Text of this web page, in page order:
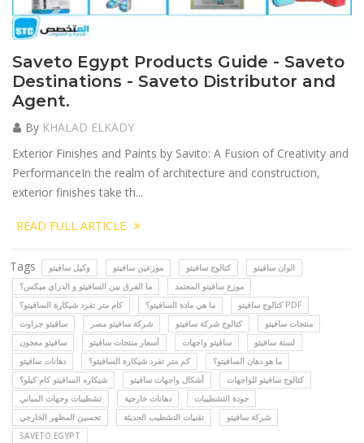
Saveto Egypt Products Guide - Saveto
Destinations - Saveto Distributor and
Agent.
By KHALAD ELKADY
Exterior Finishes and Paints by Savito: A Fusion of Creativity and
PerformanceIn the realm of architecture and construction,
exterior finishes take th...
READ FULL ARTICLE
Tags وكيل سافيتو موزعين سافيتو كتالوج سافيتو
الوان سافيتو
ما الفرق بين السافيتو و الدراي ميكس؟
موزع سافيتو المعتمد
كام متر تفرد شيكارة السافيتو؟
ما هي مادة السافيتو؟
كتالوج سافيتو PDF
سافيتو جراوت
شركة سافيتو مصر كتالوج شركة سافيتو
منتجات سافيتو
سافيتو معجون
أسعار منتجات سافيتو سافيتو واجهات
لستة سافيتو
دهانات سافيتو
كم متر تفرد شيكارة السافيتو؟
ما هو دهان السافيتو؟
شيكاره السافيتو كام كيلو؟
أشكال واجهات سافيتو
كتالوج سافيتو للواجهات
تشطيبات وجهات المباني
دهانات خارجية
جودة التشطيبات
تحسين المظهر الخارجي
تقنيات التشطيب الحديثة
شركة سافيتو
SAVETO EGYPT